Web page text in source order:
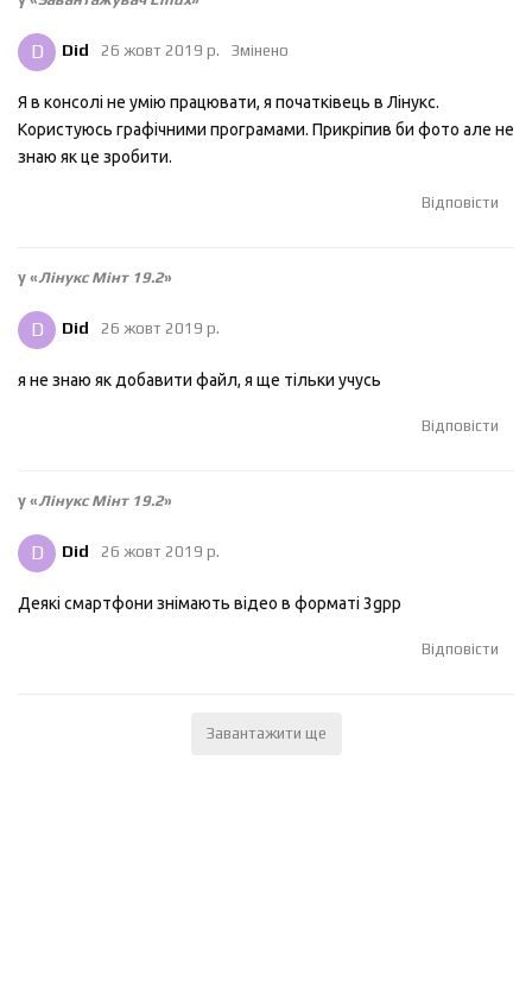
D Did 26 жовт 2019 р. Змінено
Я в консолі не умію працювати, я початківець в Лінукс.
Користуюсь графічними програмами. Прикріпив би фото але не
знаю як це зробити.
Відповісти
у «Лінукс Мінт 19.2»
D Did 26 жовт 2019 р.
я не знаю як добавити файл, я ще тільки учусь
Відповісти
у «Лінукс Мінт 19.2»
D Did 26 жовт 2019 р.
Деякі смартфони знімають відео в форматі 3gpp
Відповісти
Завантажити ще